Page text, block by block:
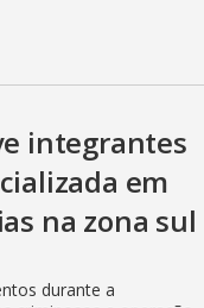
integrantes
em
na zona sul
durante a